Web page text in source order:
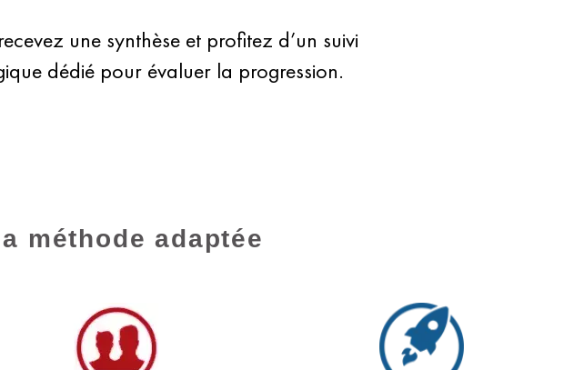
une synthèse et profitez d’un suivi
dédié pour évaluer la progression.
méthode adaptée